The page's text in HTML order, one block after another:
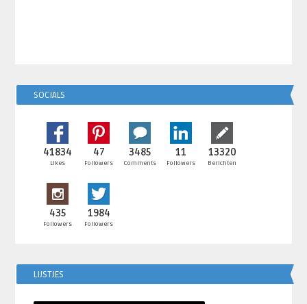
SOCIALS
41834
Likes
47
Followers
3485
Comments
11
Followers
13320
Berichten
435
Followers
1984
Followers
LIJSTJES